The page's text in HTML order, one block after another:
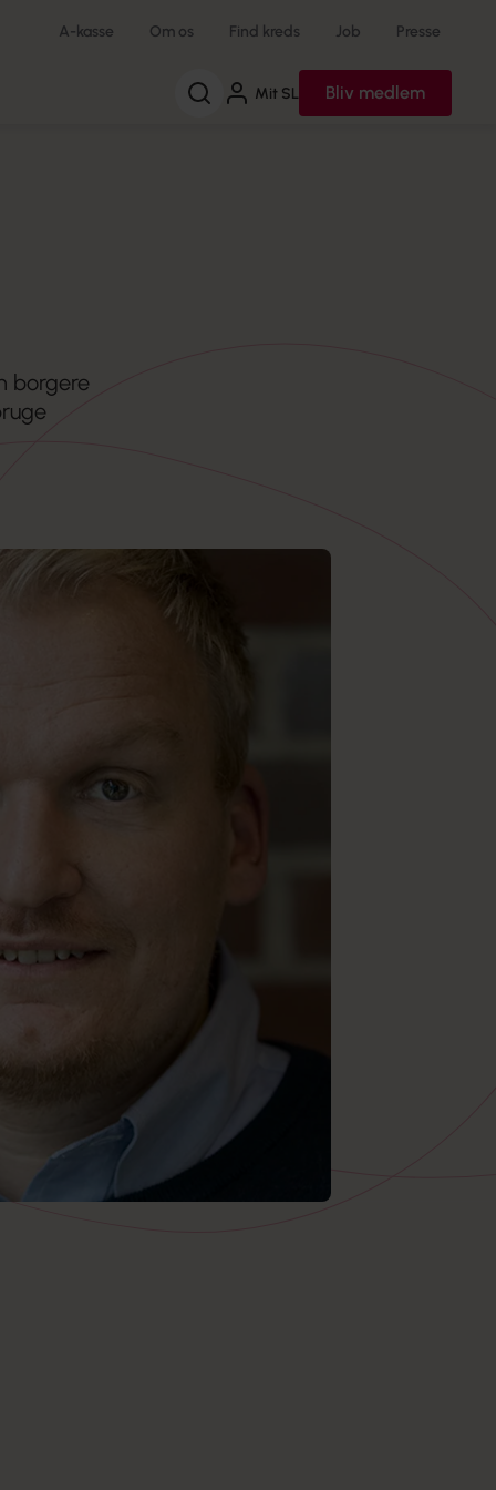
A-kasse Om os Find kreds Job Presse
Mit SL Bliv medlem
borgere